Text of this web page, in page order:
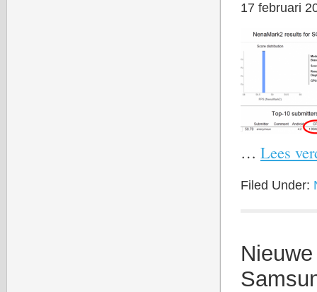
17 februari
… Lees
Filed Under: